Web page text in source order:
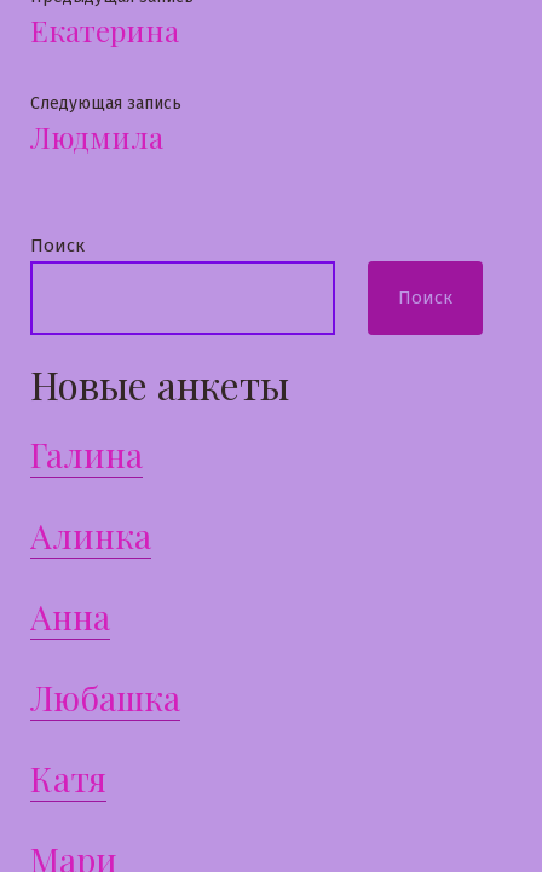
по
записям
Екатерина
Следующая запись
Людмила
Поиск
Поиск
Новые анкеты
Галина
Алинка
Анна
Любашка
Катя
Мари